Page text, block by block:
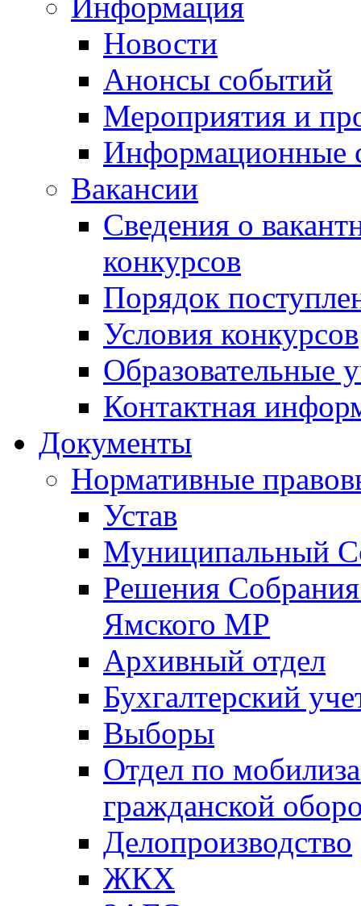
Новости
Анонсы событий
Мероприятия и
Информационные
Вакансии
Сведения о
конкурсов
Порядок
Условия конкурсов
Образовательные
Контактная
Документы
Нормативные
Устав
Муниципальный
Решения
Ямского МР
Архивный отдел
Бухгалтерский
Выборы
Отдел по
гражданской
Делопроизводство
ЖКХ